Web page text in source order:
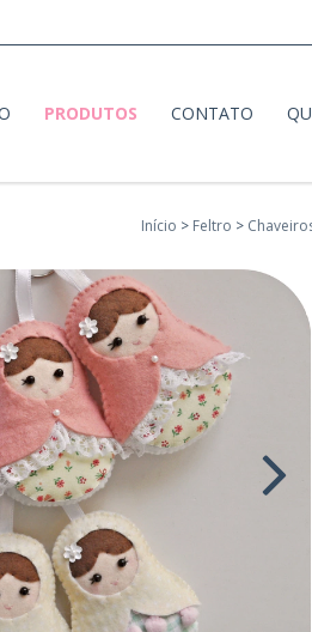
PRODUTOS CONTATO
Início > Feltro >